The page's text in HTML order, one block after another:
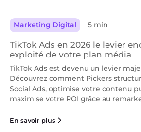
Marketing Digital 5 min
TikTok Ads en 2026 le levier
exploité de votre plan média
TikTok Ads est devenu un levier
Découvrez comment Pickers
Social Ads, optimise votre contenu
maximise votre ROI grâce au
En savoir plus